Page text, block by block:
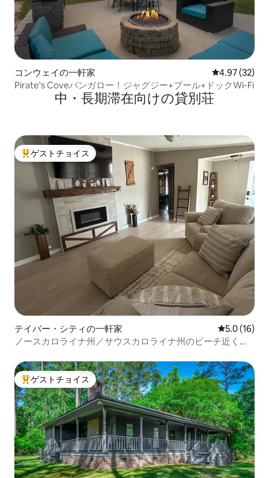
コンウェイの一軒家 レビュー32
4.97 (32)
Pirate's Coveバンガロー！ジャグジー+プール+ドックWi-Fi
中・長期滞在向けの貸別荘
大好評のゲストチョイスです。
ゲストチョイス
テイバー・シティの一軒家 レビュー16
5.0 (16)
ノースカロライナ州／サウスカロライナ州のビーチ近くに
大好評のゲストチョイスです。
ゲストチョイス